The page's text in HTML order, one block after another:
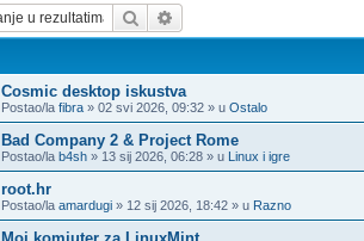
Pretražnik
Cosmic desktop iskustva
Postao/la fibra » 02 svi 2026, 09:32 » u Ostalo
Bad Company 2 & Project Rome
Postao/la b4sh » 13 sij 2026, 06:28 » u Linux i igre
root.hr
Postao/la amardugi » 12 sij 2026, 18:42 » u Razno